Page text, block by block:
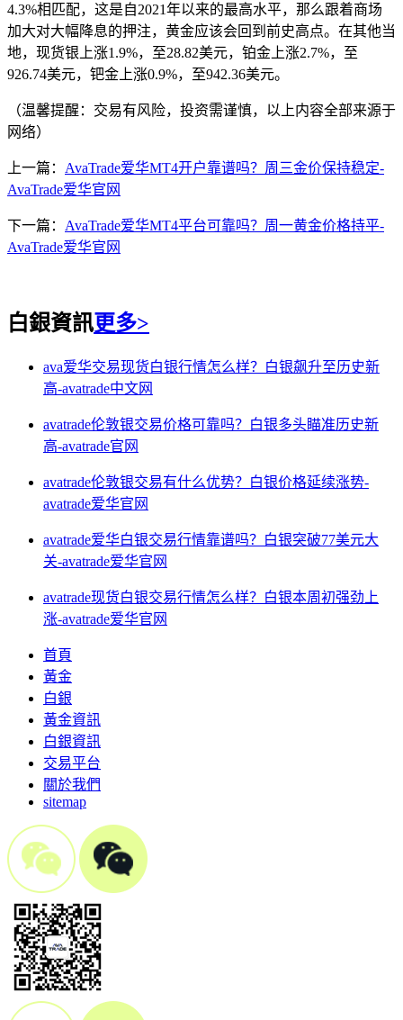
4.3%相匹配，这是自2021年以来的最高水平，那么跟着商场
加大对大幅降息的押注，黄金应该会回到前史高点。在其他当
地，现货银上涨1.9%，至28.82美元，铂金上涨2.7%，至
926.74美元，钯金上涨0.9%，至942.36美元。
（温馨提醒：交易有风险，投资需谨慎，以上内容全部来源于
网络）
上一篇： AvaTrade爱华MT4开户靠谱吗？周三金价保持稳定-
AvaTrade爱华官网
下一篇： AvaTrade爱华MT4平台可靠吗？周一黄金价格持平-
AvaTrade爱华官网
白銀資訊更多>
ava爱华交易现货白银行情怎么样？白银飙升至历史新
高-avatrade中文网
avatrade伦敦银交易价格可靠吗？白银多头瞄准历史新
高-avatrade官网
avatrade伦敦银交易有什么优势？白银价格延续涨势-
avatrade爱华官网
avatrade爱华白银交易行情靠谱吗？白银突破77美元大
关-avatrade爱华官网
avatrade现货白银交易行情怎么样？白银本周初强劲上
涨-avatrade爱华官网
首頁
黃金
白銀
黃金資訊
白銀資訊
交易平台
關於我們
sitemap